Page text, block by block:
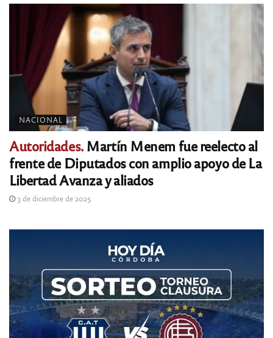
NACIONAL
Autoridades.Martín Menem fue reelecto al
frente de Diputados con amplio apoyo de La
Libertad Avanza y aliados
3 de diciembre de 2025